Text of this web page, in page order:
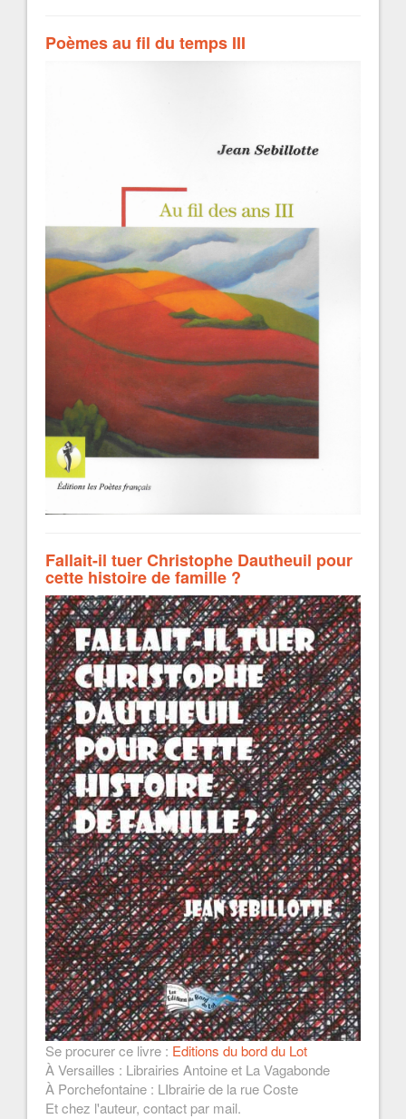
Poèmes au fil du temps III
Fallait-il tuer Christophe Dautheuil pour
cette histoire de famille ?
Se procurer ce livre : Editions du bord du Lot
À Versailles : Librairies Antoine et La Vagabonde
À Porchefontaine : LIbrairie de la rue Coste
Et chez l'auteur, contact par mail.